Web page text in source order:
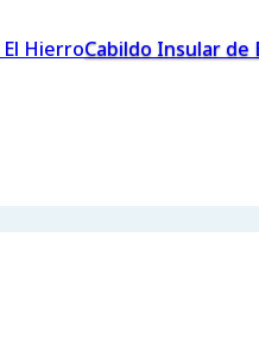
Cabildo Insular de